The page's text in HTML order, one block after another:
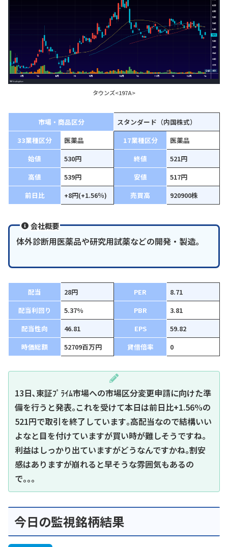
タウンズ<197A>
市場・商品区分
スタンダード（内国株式）
33業種区分
医薬品 17業種区分
医薬品
始値
530円 終値
521円
高値
539円 安値
517円
前日比
+8円(+1.56％) 売買高 920900株
会社概要
体外診断用医薬品や研究用試薬などの開発・製造。
配当 28円 PER
8.71
配当利回り
5.37% PBR
3.81
配当性向
46.81 EPS
59.82
時価総額
52709百万円 貸借倍率 0
13日､東証ﾌﾟﾗｲﾑ市場への市場区分変更申請に向けた準
備を行うと発表｡これを受けて本日は前日比+1.56%の
521円で取引を終了しています｡高配当なので結構いい
よなと目を付けていますが買い時が難しそうですね｡
利益はしっかり出ていますがどうなんですかね｡割安
感はありますが崩れると早そうな雰囲気もあるの
で｡｡｡
今日の監視銘柄結果